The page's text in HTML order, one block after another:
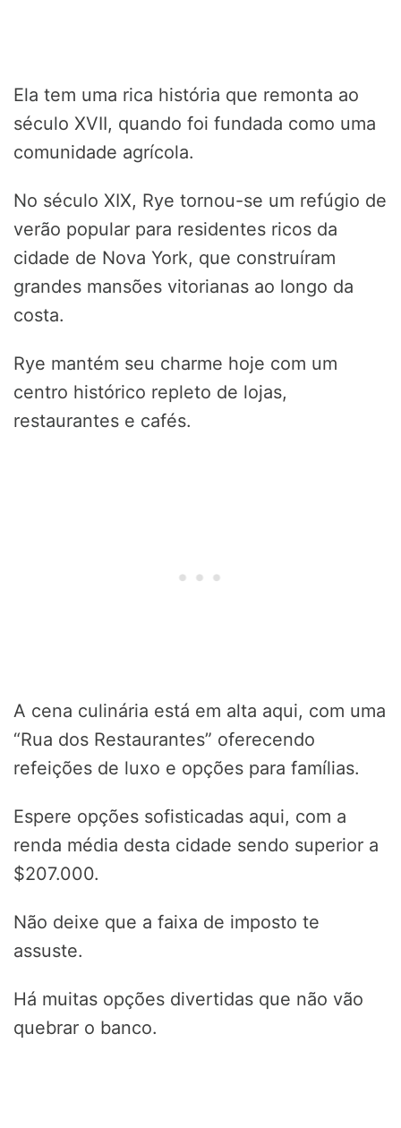
Ela tem uma rica história que remonta ao
século XVII, quando foi fundada como uma
comunidade agrícola.
No século XIX, Rye tornou-se um refúgio de
verão popular para residentes ricos da
cidade de Nova York, que construíram
grandes mansões vitorianas ao longo da
costa.
Rye mantém seu charme hoje com um
centro histórico repleto de lojas,
restaurantes e cafés.
A cena culinária está em alta aqui, com uma
“Rua dos Restaurantes” oferecendo
refeições de luxo e opções para famílias.
Espere opções sofisticadas aqui, com a
renda média desta cidade sendo superior a
$207.000.
Não deixe que a faixa de imposto te
assuste.
Há muitas opções divertidas que não vão
quebrar o banco.